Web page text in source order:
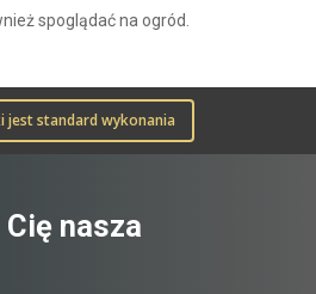
spoglądać na ogród.
jest standard wykonania
nasza